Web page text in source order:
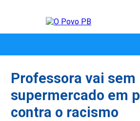
Professora vai sem
supermercado em
contra o racismo